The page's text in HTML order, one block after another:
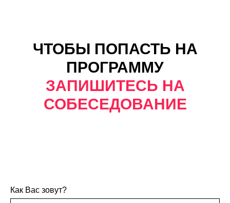
ЧТОБЫ ПОПАСТЬ НА
ПРОГРАММУ
ЗАПИШИТЕСЬ НА
СОБЕСЕДОВАНИЕ
Как Вас зовут?